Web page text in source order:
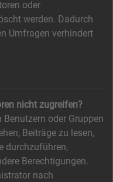
oder
werden. Dadurch
Umfragen verhindert
nicht zugreifen?
oder Gruppen
Beiträge zu lesen,
durchzuführen,
Berechtigungen.
nach